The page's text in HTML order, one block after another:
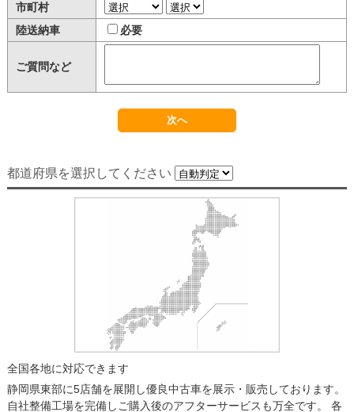
市町村
陸送納車
必要
ご質問など
都道府県を選択してください
全国各地に対応できます
静岡県東部に5店舗を展開し優良中古車を展示・販売しております。
自社整備工場を完備しご購入後のアフターサービスも万全です。 各